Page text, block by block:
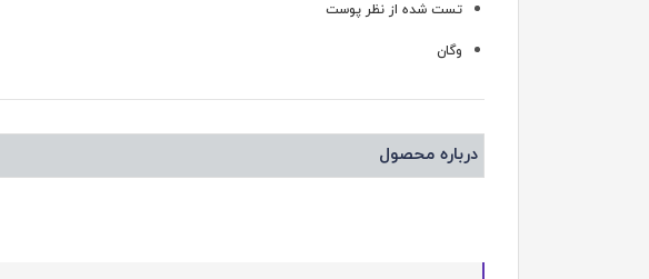
تست شده از نظر پوست
وگان
درباره محصول